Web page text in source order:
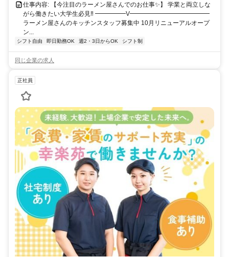
仕事内容: 【今注目のラーメン屋さんでのお仕事✨】 学業と両立しな
がら働きたい大学生必見‼ ━━━━━V━━━━━━━━━━━━━
ラーメン屋さんのキッチンスタッフ募集中 10月リニューアルオープ
ン...
シフト自由 即日勤務OK 週2・3日からOK シフト制
同じ企業の求人
正社員